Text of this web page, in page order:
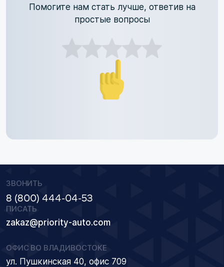
Помогите нам стать лучше, ответив на
простые вопросы
ЗВОНИТЬ
8 (800) 444-04-53
ПИСАТЬ
zakaz@priority-auto.com
ОФИС ВО ВЛАДИВОСТОКЕ
ул. Пушкинская 40, офис 709